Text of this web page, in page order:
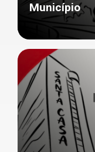
Município